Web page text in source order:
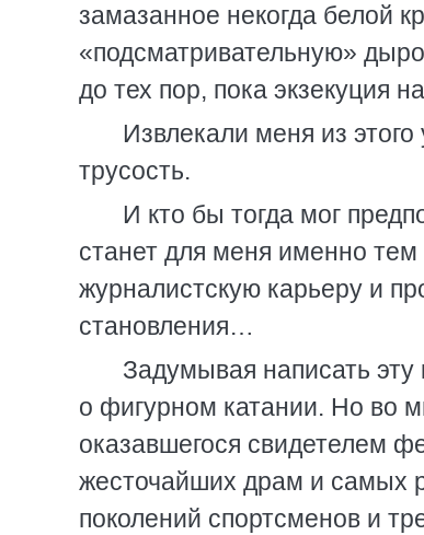
замазанное некогда белой
«подсматривательную»
до тех пор, пока экзекуция
Извлекали меня из
трусость.
И кто бы тогда мог
станет для меня именно тем
журналистскую карьеру и
становления…
Задумывая написать эту
о фигурном катании. Но во
оказавшегося свидетелем
жесточайших драм и самых
поколений спортсменов и